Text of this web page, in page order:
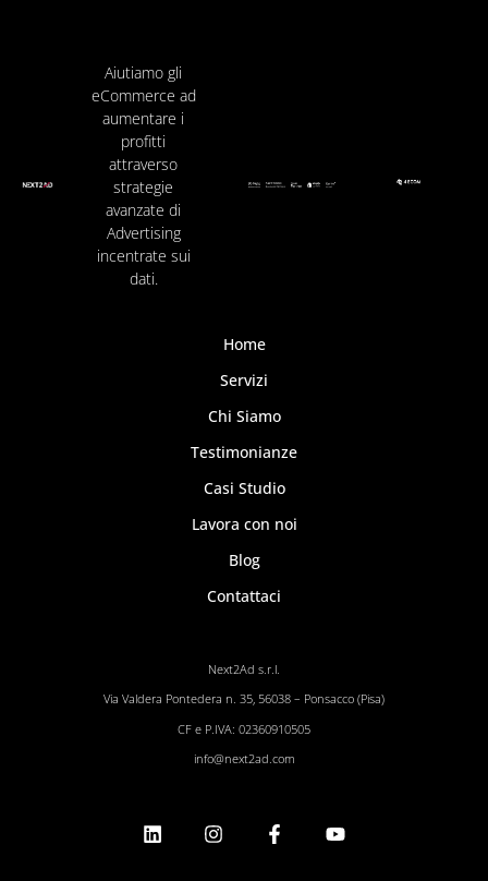
Aiutiamo gli
eCommerce ad
aumentare i
profitti
attraverso
strategie
avanzate di
Advertising
incentrate sui
dati.
Home
Servizi
Chi Siamo
Testimonianze
Casi Studio
Lavora con noi
Blog
Contattaci
Next2Ad s.r.l.
Via Valdera Pontedera n. 35, 56038 – Ponsacco (Pisa)
CF e P.IVA: 02360910505
info@next2ad.com